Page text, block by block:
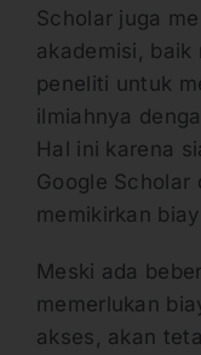
Scholar juga
akademisi, baik
peneliti untuk
ilmiahnya
Hal ini karena
Google Scholar
memikirkan
Meski ada
memerlukan
akses, akan